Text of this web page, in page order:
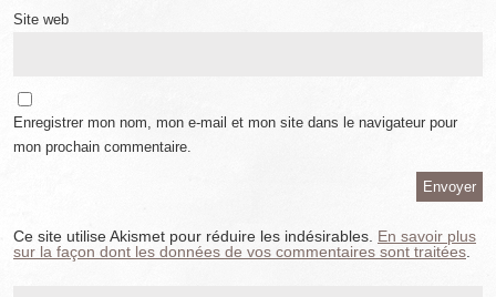
Site web
Enregistrer mon nom, mon e-mail et mon site dans le navigateur pour
mon prochain commentaire.
Ce site utilise Akismet pour réduire les indésirables. En savoir plus
sur la façon dont les données de vos commentaires sont traitées